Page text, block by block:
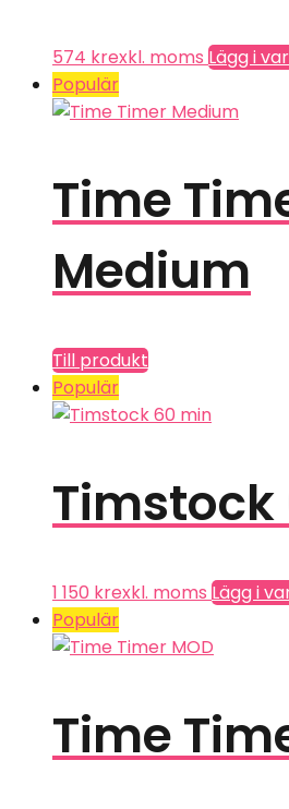
574 krexkl. moms Lägg i
Populär
Time
Medium
Till produkt
Populär
Timstock
1 150 krexkl. moms Lägg i
Populär
Time